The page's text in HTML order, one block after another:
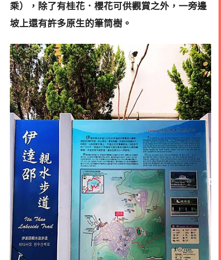
乘），除了有桂花．櫻花可供觀賞之外，一旁邊
坡上還有許多原生的筆筒樹。